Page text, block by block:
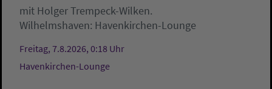
mit Holger Trempeck-Wilken.
Wilhelmshaven: Havenkirchen-Lounge
Freitag, 7.8.2026, 0:18 Uhr
Havenkirchen-Lounge